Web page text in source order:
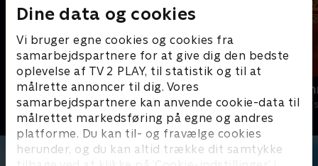
Dine data og cookies
Vi bruger egne cookies og cookies fra
samarbejdspartnere for at give dig den bedste
oplevelse af TV 2 PLAY, til statistik og til at
målrette annoncer til dig. Vores
samarbejdspartnere kan anvende cookie-data til
målrettet markedsføring på egne og andres
platforme. Du kan til- og fravælge cookies
herunder, og du kan altid trække dit samtykke
Totally Spies
Børneserier • 2 sæsoner
Zorro the
Børneserier • 1